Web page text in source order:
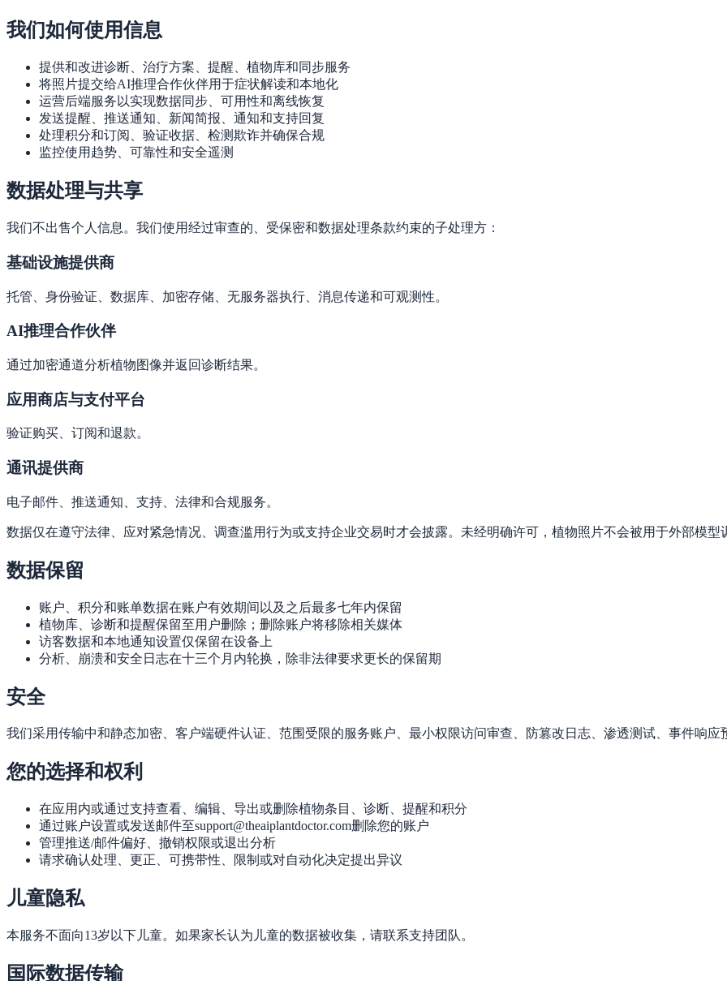
我们如何使用信息
提供和改进诊断、治疗方案、提醒、植物库和同步服务
将照片提交给AI推理合作伙伴用于症状解读和本地化
运营后端服务以实现数据同步、可用性和离线恢复
发送提醒、推送通知、新闻简报、通知和支持回复
处理积分和订阅、验证收据、检测欺诈并确保合规
监控使用趋势、可靠性和安全遥测
数据处理与共享
我们不出售个人信息。我们使用经过审查的、受保密和数据处理条款约束的子处理方：
基础设施提供商
托管、身份验证、数据库、加密存储、无服务器执行、消息传递和可观测性。
AI推理合作伙伴
通过加密通道分析植物图像并返回诊断结果。
应用商店与支付平台
验证购买、订阅和退款。
通讯提供商
电子邮件、推送通知、支持、法律和合规服务。
数据仅在遵守法律、应对紧急情况、调查滥用行为或支持企业交易时才会披露。未经明确许可，植物照片不会被用于外部模型
数据保留
账户、积分和账单数据在账户有效期间以及之后最多七年内保留
植物库、诊断和提醒保留至用户删除；删除账户将移除相关媒体
访客数据和本地通知设置仅保留在设备上
分析、崩溃和安全日志在十三个月内轮换，除非法律要求更长的保留期
安全
我们采用传输中和静态加密、客户端硬件认证、范围受限的服务账户、最小权限访问审查、防篡改日志、渗透测试、事件响应
您的选择和权利
在应用内或通过支持查看、编辑、导出或删除植物条目、诊断、提醒和积分
通过账户设置或发送邮件至support@theaiplantdoctor.com删除您的账户
管理推送/邮件偏好、撤销权限或退出分析
请求确认处理、更正、可携带性、限制或对自动化决定提出异议
儿童隐私
本服务不面向13岁以下儿童。如果家长认为儿童的数据被收集，请联系支持团队。
国际数据传输